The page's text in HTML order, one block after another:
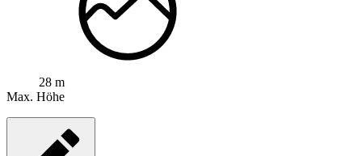
28 m
Max. Höhe